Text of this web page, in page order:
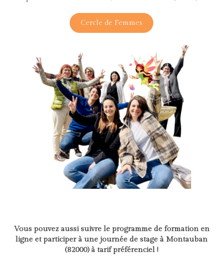
Cercle de Femmes
Vous pouvez aussi suivre le programme de formation en
ligne et participer à une journée de stage à Montauban
(82000) à tarif préférenciel !